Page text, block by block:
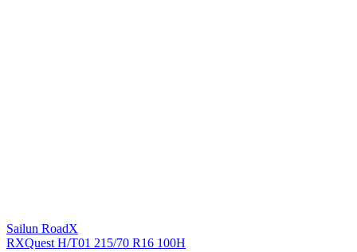
Sailun RoadX
RXQuest H/T01 215/70 R16 100H